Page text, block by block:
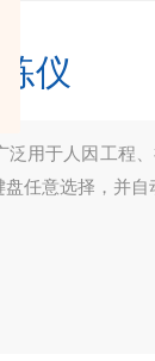
仪
泛用于人因工程
任意选择，并自